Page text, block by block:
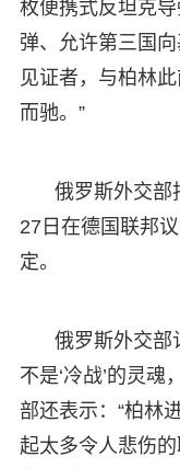
枚便携式反坦克
弹、允许第三国
见证者，与柏林
而驰。”
俄罗斯外交部
27日在德国联邦
定。
俄罗斯外交部
不是‘冷战’的灵魂
部还表示：“柏林
起太多令人悲伤